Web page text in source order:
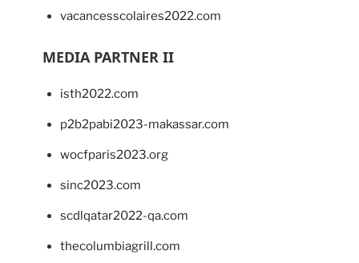
vacancesscolaires2022.com
MEDIA PARTNER II
isth2022.com
p2b2pabi2023-makassar.com
wocfparis2023.org
sinc2023.com
scdlqatar2022-qa.com
thecolumbiagrill.com